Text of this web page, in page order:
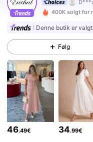
i***n
4.75
4.75
4.75
400K solgt for
Denne butik er
Følg
46.49€ 34.99€